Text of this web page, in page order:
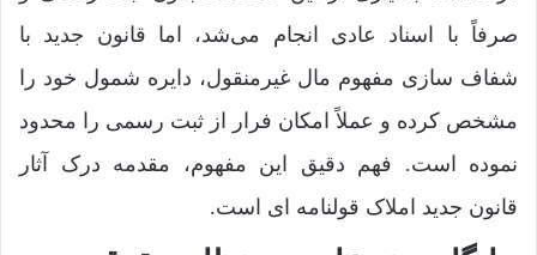
صرفاً با اسناد عادی انجام می‌شد، اما قانون جدید با
شفاف ‌سازی مفهوم مال غیرمنقول، دایره شمول خود را
مشخص کرده و عملاً امکان فرار از ثبت رسمی را محدود
نموده است. فهم دقیق این مفهوم، مقدمه درک آثار
قانون جدید املاک قولنامه ای است.